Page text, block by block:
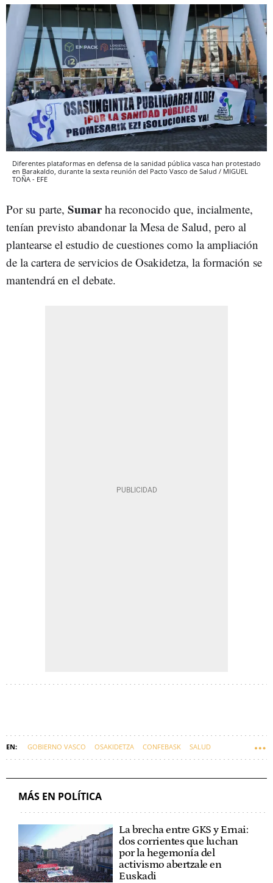
Diferentes plataformas en defensa de la sanidad pública vasca han protestado
en Barakaldo, durante la sexta reunión del Pacto Vasco de Salud / MIGUEL
TOÑA - EFE
Por su parte, Sumarha reconocido que, incialmente,
tenían previsto abandonar la Mesa de Salud, pero al
plantearse el estudio de cuestiones como la ampliación
de la cartera de servicios de Osakidetza, la formación se
mantendrá en el debate.
GOBIERNO VASCO OSAKIDETZA CONFEBASK SALUD
MÁS EN POLÍTICA
La brecha entre GKS y Ernai:
dos corrientes que luchan
por la hegemonía del
activismo abertzale en
Euskadi